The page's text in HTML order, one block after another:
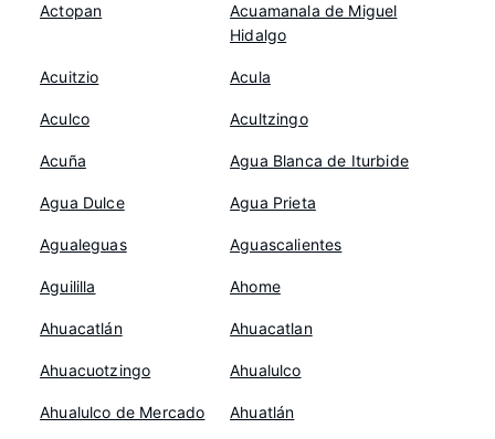
Actopan
Acuamanala de Miguel
Hidalgo
Acuitzio Acula
Aculco Acultzingo
Acuña Agua Blanca de Iturbide
Agua Dulce Agua Prieta
Agualeguas Aguascalientes
Aguililla Ahome
Ahuacatlán Ahuacatlan
Ahuacuotzingo Ahualulco
Ahualulco de Mercado Ahuatlán